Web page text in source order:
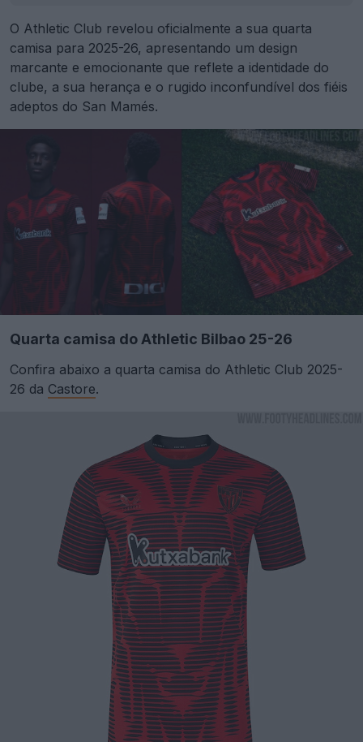
O Athletic Club revelou oficialmente a sua quarta
camisa para 2025-26, apresentando um design
marcante e emocionante que reflete a identidade do
clube, a sua herança e o rugido inconfundível dos fiéis
adeptos do San Mamés.
Quarta camisa do Athletic Bilbao 25-26
Confira abaixo a quarta camisa do Athletic Club 2025-
26 da Castore.